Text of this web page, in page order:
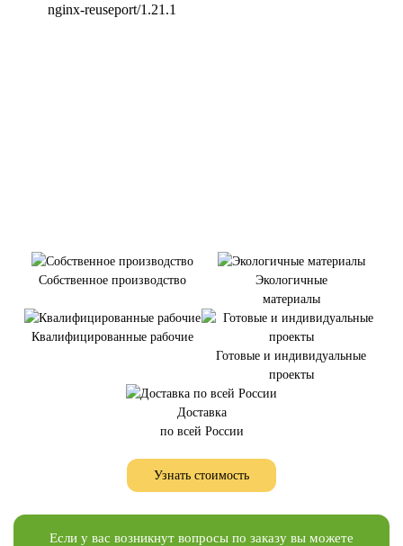
Собственное производство
Экологичные
материалы
Квалифицированные рабочие
Готовые и индивидуальные
проекты
Доставка
по всей России
Узнать стоимость
Если у вас возникнут вопросы по заказу вы можете